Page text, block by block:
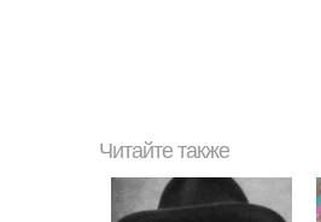
Читайте также